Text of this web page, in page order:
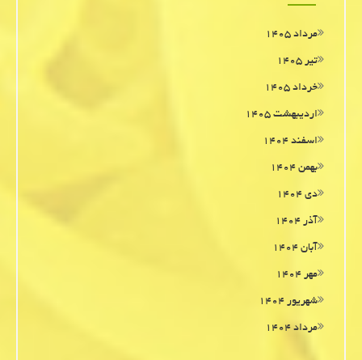
مرداد ۱۴۰۵
تیر ۱۴۰۵
خرداد ۱۴۰۵
اردیبهشت ۱۴۰۵
اسفند ۱۴۰۴
بهمن ۱۴۰۴
دی ۱۴۰۴
آذر ۱۴۰۴
آبان ۱۴۰۴
مهر ۱۴۰۴
شهریور ۱۴۰۴
مرداد ۱۴۰۴